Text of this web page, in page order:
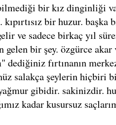
bir kız dinginliği
kıpırtısız bir huzur.
ve sadece birkaç yıl
gelen bir şey. özgürce
dediğiniz fırtınanın
salakça şeylerin hiçbiri
gibidir. sakinizdir.
kadar kusursuz